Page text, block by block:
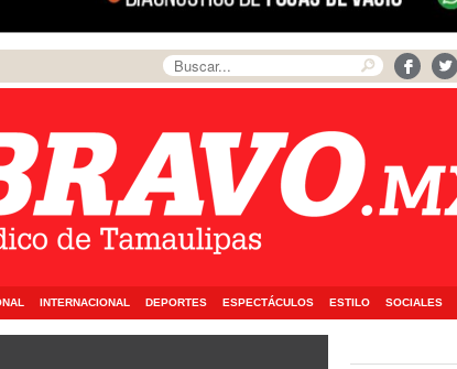
INTERNACIONAL DEPORTES ESPECTÁCULOS ESTILO SOCIALES